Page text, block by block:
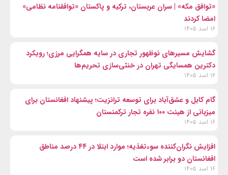
«توافق مکه» | سران عربستان، ترکیه و پاکستان «توافقنامه نظامی»
امضا کردند
۱۶ اسد ۱۴۰۵
گشایش مسیرهای نوظهور تجاری در سایه همگرایی مرزی؛ رویکرد
دکترین همسایگی تهران در خنثی‌سازی تحریم‌ها
۱۶ اسد ۱۴۰۵
گام کابل و عشق‌آباد برای توسعه ترانزیت؛ پیشنهاد افغانستان برای
میزبانی از هیئت ۱۰۰ نفره تجار ترکمنستان
۱۶ اسد ۱۴۰۵
افزایش نگران‌کننده سوءتغذیه؛ موارد ابتلا در ۴۴ درصد مناطق
افغانستان دو برابر شده است
۱۶ اسد ۱۴۰۵